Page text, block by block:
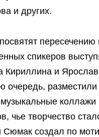
и других.
спикеров
Кириллина и
очередь,
чье творчество
Сюмак создал по